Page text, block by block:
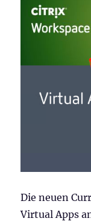
Die neuen
Virtual Apps